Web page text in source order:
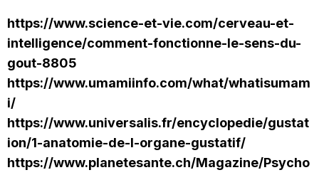
https://www.science-et-vie.com/cerveau-et-
intelligence/comment-fonctionne-le-sens-du-
gout-8805
https://www.umamiinfo.com/what/whatisumam
i/
https://www.universalis.fr/encyclopedie/gustat
ion/1-anatomie-de-l-organe-gustatif/
https://www.planetesante.ch/Magazine/Psycho